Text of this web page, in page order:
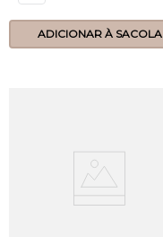
ADICIONAR À SACOLA